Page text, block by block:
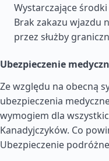
Wystarczające
Brak zakazu wjazdu
przez służby
Ubezpieczenie
Ze względu na obecną
ubezpieczenia
wymogiem dla
Kanadyjczyków. Co
Ubezpieczenie